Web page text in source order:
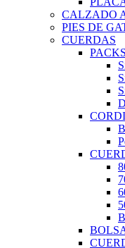
CALZADO
PIES DE
CUERDAS